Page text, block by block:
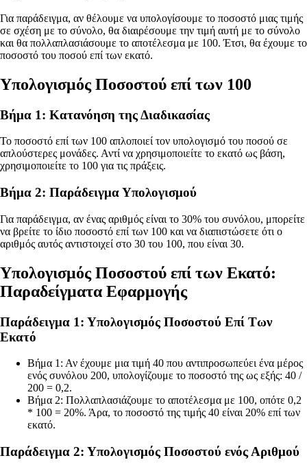
Για παράδειγμα, αν θέλουμε να υπολογίσουμε το ποσοστό μιας τιμής
σε σχέση με το σύνολο, θα διαιρέσουμε την τιμή αυτή με το σύνολο
και θα πολλαπλασιάσουμε το αποτέλεσμα με 100. Έτσι, θα έχουμε το
ποσοστό του ποσού επί των εκατό.
Υπολογισμός Ποσοστού επί των 100
Βήμα 1: Κατανόηση της Διαδικασίας
Το ποσοστό επί των 100 απλοποιεί τον υπολογισμό του ποσού σε
απλούστερες μονάδες. Αντί να χρησιμοποιείτε το εκατό ως βάση,
χρησιμοποιείτε το 100 για τις πράξεις.
Βήμα 2: Παράδειγμα Υπολογισμού
Για παράδειγμα, αν ένας αριθμός είναι το 30% του συνόλου, μπορείτε
να βρείτε το ίδιο ποσοστό επί των 100 και να διαπιστώσετε ότι ο
αριθμός αυτός αντιστοιχεί στο 30 του 100, που είναι 30.
Υπολογισμός Ποσοστού επί των Εκατό:
Παραδείγματα Εφαρμογής
Παράδειγμα 1: Υπολογισμός Ποσοστού Επί Των
Εκατό
Βήμα 1: Αν έχουμε μια τιμή 40 που αντιπροσωπεύει ένα μέρος
ενός συνόλου 200, υπολογίζουμε το ποσοστό της ως εξής: 40 /
200 = 0,2.
Βήμα 2: Πολλαπλασιάζουμε το αποτέλεσμα με 100, οπότε 0,2
* 100 = 20%. Άρα, το ποσοστό της τιμής 40 είναι 20% επί των
εκατό.
Παράδειγμα 2: Υπολογισμός Ποσοστού ενός Αριθμού